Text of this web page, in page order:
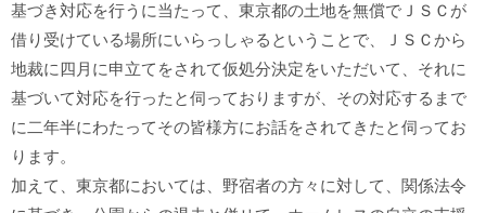
基づき対応を行うに当たって、東京都の土地を無償でＪＳＣが
借り受けている場所にいらっしゃるということで、ＪＳＣから
地裁に四月に申立てをされて仮処分決定をいただいて、それに
基づいて対応を行ったと伺っておりますが、その対応するまで
に二年半にわたってその皆様方にお話をされてきたと伺ってお
ります。
加えて、東京都においては、野宿者の方々に対して、関係法令